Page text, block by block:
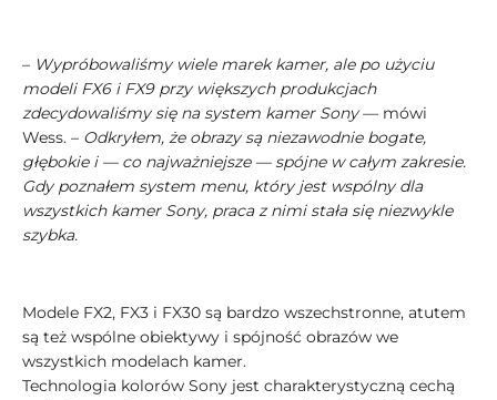
– Wypróbowaliśmy wiele marek kamer, ale po użyciu
modeli FX6 i FX9 przy większych produkcjach
zdecydowaliśmy się na system kamer Sony— mówi
Wess. – Odkryłem, że obrazy są niezawodnie bogate,
głębokie i — co najważniejsze — spójne w całym zakresie.
Gdy poznałem system menu, który jest wspólny dla
wszystkich kamer Sony, praca z nimi stała się niezwykle
szybka.
Modele FX2, FX3 i FX30 są bardzo wszechstronne, atutem
są też wspólne obiektywy i spójność obrazów we
wszystkich modelach kamer.
Technologia kolorów Sony jest charakterystyczną cechą